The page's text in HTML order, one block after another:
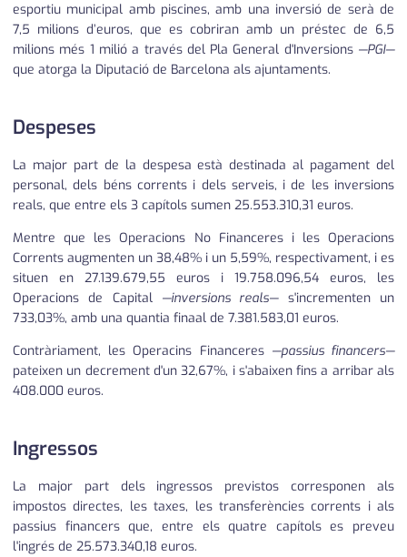
esportiu municipal amb piscines, amb una inversió de serà de
7,5 milions d’euros, que es cobriran amb un préstec de 6,5
milions més 1 milió a través del Pla General d'Inversions —PGI—
que atorga la Diputació de Barcelona als ajuntaments.
Despeses
La major part de la despesa està destinada al pagament del
personal, dels béns corrents i dels serveis, i de les inversions
reals, que entre els 3 capítols sumen 25.553.310,31 euros.
Mentre que les Operacions No Financeres i les Operacions
Corrents augmenten un 38,48% i un 5,59%, respectivament, i es
situen en 27.139.679,55 euros i 19.758.096,54 euros, les
Operacions de Capital —inversions reals—s'incrementen un
733,03%, amb una quantia finaal de 7.381.583,01 euros.
Contràriament, les Operacins Financeres —passius financers—
pateixen un decrement d'un 32,67%, i s'abaixen fins a arribar als
408.000 euros.
Ingressos
La major part dels ingressos previstos corresponen als
impostos directes, les taxes, les transferències corrents i als
passius financers que, entre els quatre capítols es preveu
l'ingrés de 25.573.340,18 euros.